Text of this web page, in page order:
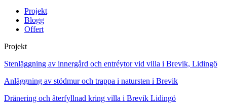
Projekt
Blogg
Offert
Projekt
Stenläggning av innergård och entréytor vid villa i Brevik, Lidingö
Anläggning av stödmur och trappa i natursten i Brevik
Dränering och återfyllnad kring villa i Brevik Lidingö